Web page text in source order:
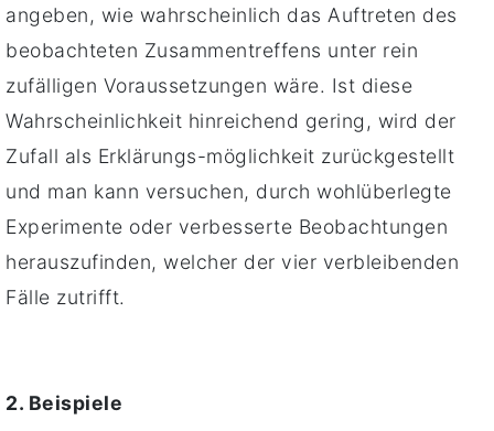
angeben, wie wahrscheinlich das Auftreten des
beobachteten Zusammentreffens unter rein
zufälligen Voraussetzungen wäre. Ist diese
Wahrscheinlichkeit hinreichend gering, wird der
Zufall als Erklärungs-möglichkeit zurückgestellt
und man kann versuchen, durch wohlüberlegte
Experimente oder verbesserte Beobachtungen
herauszufinden, welcher der vier verbleibenden
Fälle zutrifft.
2. Beispiele